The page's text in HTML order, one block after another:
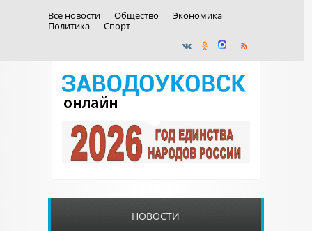
Все новости Общество
Экономика
Политика
Спорт
НОВОСТИ